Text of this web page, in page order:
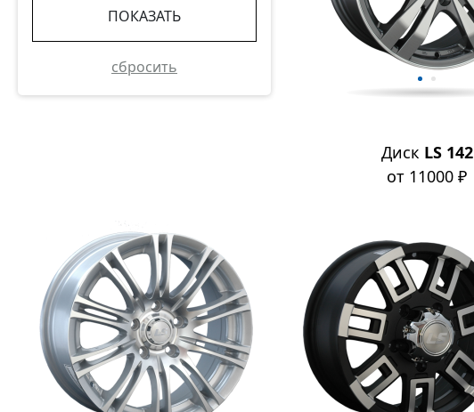
ПОКАЗАТЬ
сбросить
Диск LS 142
от 11000 ₽